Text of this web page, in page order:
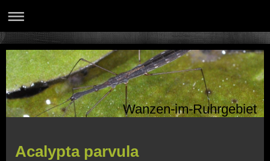
Wanzen-im-Ruhrgebiet
Acalypta parvula